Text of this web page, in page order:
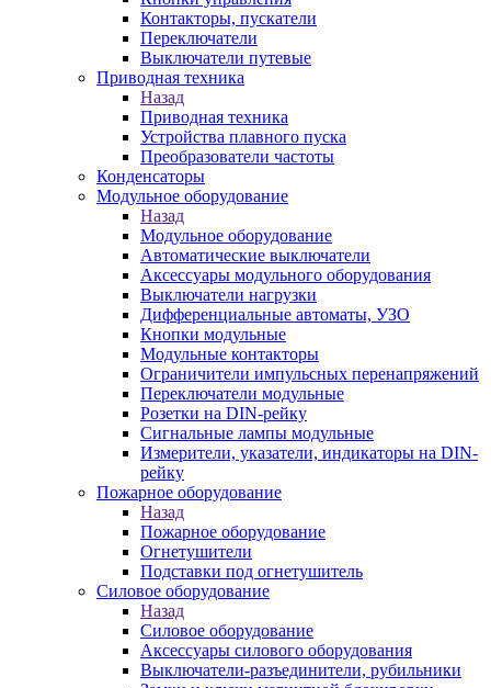
Контакторы, пускатели
Переключатели
Выключатели путевые
Приводная техника
Назад
Приводная техника
Устройства плавного пуска
Преобразователи частоты
Конденсаторы
Модульное оборудование
Назад
Модульное оборудование
Автоматические выключатели
Аксессуары модульного оборудования
Выключатели нагрузки
Дифференциальные автоматы, УЗО
Кнопки модульные
Модульные контакторы
Ограничители импульсных перенапряжений
Переключатели модульные
Розетки на DIN-рейку
Сигнальные лампы модульные
Измерители, указатели, индикаторы на DIN-
рейку
Пожарное оборудование
Назад
Пожарное оборудование
Огнетушители
Подставки под огнетушитель
Силовое оборудование
Назад
Силовое оборудование
Аксессуары силового оборудования
Выключатели-разъединители, рубильники